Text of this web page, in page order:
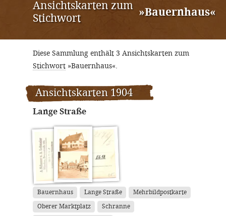
Ansichtskarten zum
Stichwort
»Bauernhaus«
Diese Sammlung enthält 3 Ansichtskarten zum
Stichwort »Bauernhaus«.
Ansichtskarten 1904
Lange Straße
Bauernhaus Lange Straße Mehrbildpostkarte
Oberer Marktplatz Schranne